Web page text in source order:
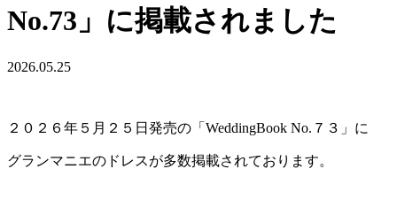
No.73」に掲載されました
2026.05.25
２０２６年５月２５日発売の「WeddingBook No.７３」に
グランマニエのドレスが多数掲載されております。